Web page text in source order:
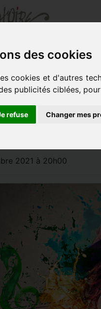
des cookies
cookies et d'autres
publicités ciblées,
refuse Changer mes
du
2021 à 20h00